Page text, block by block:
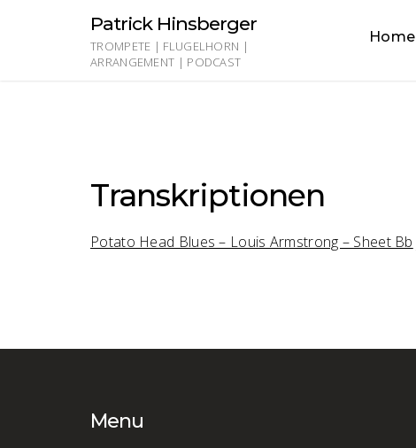
Patrick Hinsberger
TROMPETE | FLUGELHORN |
ARRANGEMENT | PODCAST
Home
Transkriptionen
Potato Head Blues – Louis Armstrong – Sheet Bb
Menu